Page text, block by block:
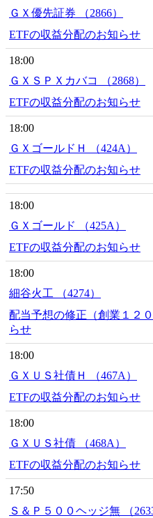
ＧＸ優先証券 （2866）
ETFの収益分配のお知らせ
18:00
ＧＸＳＰＸカバコ （2868）
ETFの収益分配のお知らせ
18:00
ＧＸゴールドＨ （424A）
ETFの収益分配のお知らせ
18:00
ＧＸゴールド （425A）
ETFの収益分配のお知らせ
18:00
細谷火工 （4274）
配当予想の修正（創業１２
らせ
18:00
ＧＸＵＳ社債Ｈ （467A）
ETFの収益分配のお知らせ
18:00
ＧＸＵＳ社債 （468A）
ETFの収益分配のお知らせ
17:50
Ｓ＆Ｐ５００ヘッジ無 （